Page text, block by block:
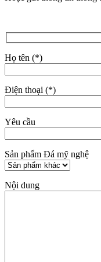
Họ tên (*)
Điện thoại (*)
Yêu cầu
Sản phẩm Đá mỹ nghệ
Nội dung